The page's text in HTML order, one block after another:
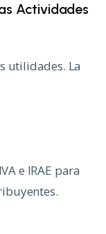
Actividades
utilidades. La
e IRAE para